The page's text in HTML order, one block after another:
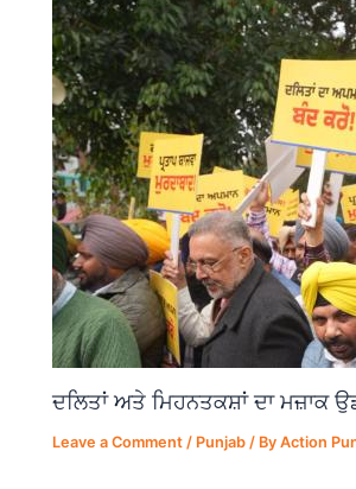
ਦਲਿਤਾਂ ਅਤੇ ਮਿਹਨਤਕਸ਼ਾਂ ਦਾ ਮਜ਼ਾਕ
Leave a Comment / Punjab / ByAction